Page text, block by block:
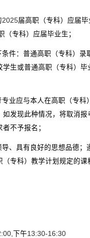
2025届高职（专科）应届
（专科）应届毕业生；
件：普通高职（专科）录
生或普通高职（专科）毕
业应与本人在高职（专科
发现此种情况，将取消
不予报名；
、具有良好的思想品德；
（专科）教学计划规定的
下午13:30-16:30